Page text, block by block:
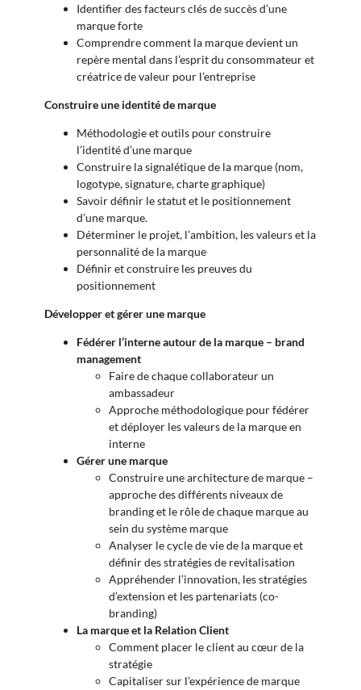
Identifier des facteurs clés de succès d’une
marque forte
Comprendre comment la marque devient un
repère mental dans l’esprit du consommateur et
créatrice de valeur pour l’entreprise
Construire une identité de marque
Méthodologie et outils pour construire
l’identité d’une marque
Construire la signalétique de la marque (nom,
logotype, signature, charte graphique)
Savoir définir le statut et le positionnement
d’une marque.
Déterminer le projet, l’ambition, les valeurs et la
personnalité de la marque
Définir et construire les preuves du
positionnement
Développer et gérer une marque
Fédérer l’interne autour de la marque – brand
management
Faire de chaque collaborateur un
ambassadeur
Approche méthodologique pour fédérer
et déployer les valeurs de la marque en
interne
Gérer une marque
Construire une architecture de marque –
approche des différents niveaux de
branding et le rôle de chaque marque au
sein du système marque
Analyser le cycle de vie de la marque et
définir des stratégies de revitalisation
Appréhender l’innovation, les stratégies
d’extension et les partenariats (co-
branding)
La marque et la Relation Client
Comment placer le client au cœur de la
stratégie
Capitaliser sur l’expérience de marque